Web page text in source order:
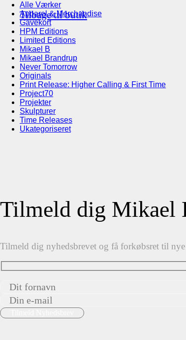
Tilbage til butik
Alle Værker
Apparel & Merchandise
Gavekort
HPM Editions
Limited Editions
Mikael B
Mikael Brandrup
Never Tomorrow
Originals
Print Release: Higher Calling & First Time
Project70
Projekter
Skulpturer
Time Releases
Ukategoriseret
Tilmeld dig Mikael
Tilmeld dig nyhedsbrevet og få forkøbsret til